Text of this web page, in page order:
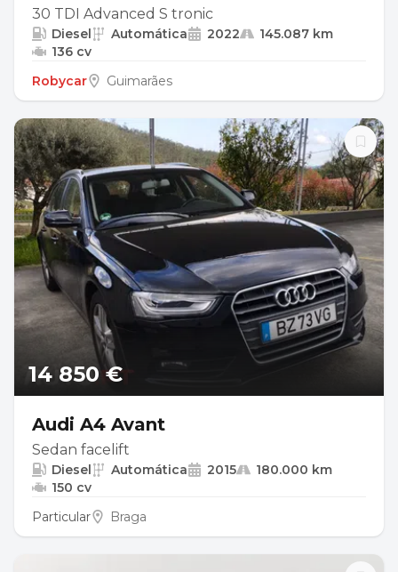
30 TDI Advanced S tronic
Diesel Automática 2022
145.087 km
136 cv
Robycar
Guimarães
14 850 €
Audi A4 Avant
Sedan facelift
Diesel Automática 2015
180.000 km
150 cv
Particular
Braga